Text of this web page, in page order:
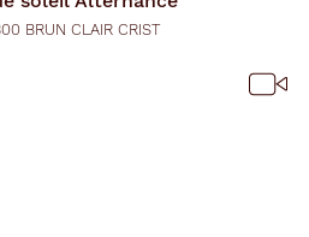
BRUN CLAIR CRIST